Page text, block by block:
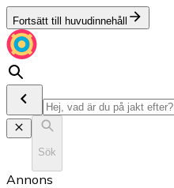
Fortsätt till huvudinnehåll
Sök
Annons